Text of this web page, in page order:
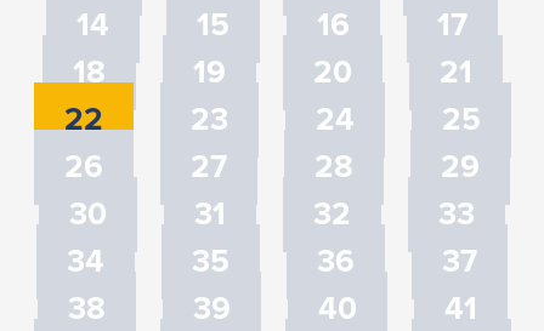
14
15 16
17
18
19 20
21
22
23 24
25
26
27 28
29
30
31 32
33
34
35 36
37
38
39 40
41